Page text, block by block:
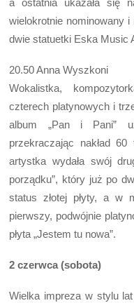
wielokrotnie nominowany
dwie statuetki Eska Music
20.50 Anna Wyszkoni
Wokalistka,
czterech platynowych i
album „Pan i Pani”
przekraczając nakład
artystka wydała swój
porządku”, który już po
status złotej płyty, a w
pierwszy, podwójnie
płyta „Jestem tu nowa”.
2 czerwca (sobota)
Wielka impreza w stylu